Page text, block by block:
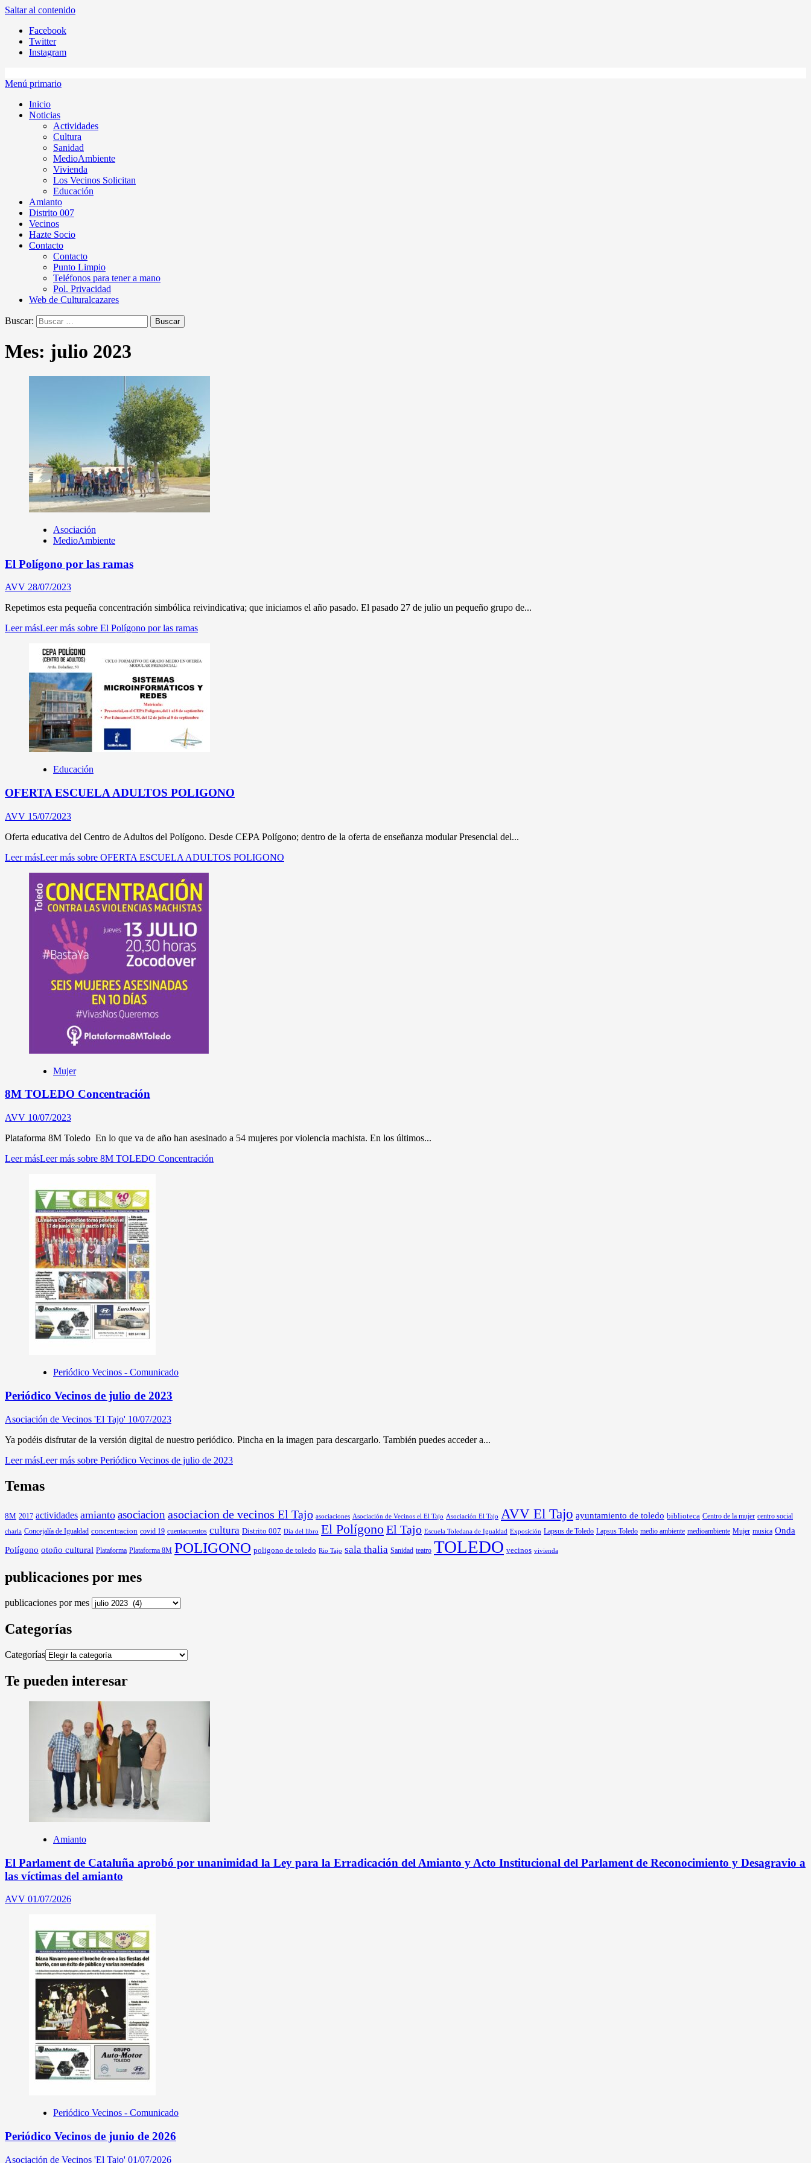
Saltar al contenido
Facebook
Twitter
Instagram
Menú primario
Inicio
Noticias
Actividades
Cultura
Sanidad
MedioAmbiente
Vivienda
Los Vecinos Solicitan
Educación
Amianto
Distrito 007
Vecinos
Hazte Socio
Contacto
Contacto
Punto Limpio
Teléfonos para tener a mano
Pol. Privacidad
Web de Culturalcazares
Buscar:
Mes: julio 2023
Asociación
MedioAmbiente
El Polígono por las ramas
AVV 28/07/2023
Repetimos esta pequeña concentración simbólica reivindicativa; que iniciamos el año pasado. El pasado 27 de julio un pequeño grupo de...
Leer másLeer más sobre El Polígono por las ramas
Educación
OFERTA ESCUELA ADULTOS POLIGONO
AVV 15/07/2023
Oferta educativa del Centro de Adultos del Polígono. Desde CEPA Polígono; dentro de la oferta de enseñanza modular Presencial del...
Leer másLeer más sobre OFERTA ESCUELA ADULTOS POLIGONO
Mujer
8M TOLEDO Concentración
AVV 10/07/2023
Plataforma 8M Toledo En lo que va de año han asesinado a 54 mujeres por violencia machista. En los últimos...
Leer másLeer más sobre 8M TOLEDO Concentración
Periódico Vecinos - Comunicado
Periódico Vecinos de julio de 2023
Asociación de Vecinos 'El Tajo' 10/07/2023
Ya podéis disfrutar de la versión digital de nuestro periódico. Pincha en la imagen para descargarlo. También puedes acceder a...
Leer másLeer más sobre Periódico Vecinos de julio de 2023
Temas
8M 2017 actividades amianto asociacion asociacion de vecinos El Tajo asociaciones Asociación de Vecinos el El Tajo Asociación El Tajo AVV El Tajo ayuntamiento de toledo biblioteca Centro de la mujer centro social
charla Concejalía de Igualdad concentracion covid 19 cuentacuentos cultura Distrito 007 Día del libro El PolígonoEl Tajo Escuela Toledana de Igualdad Exposición Lapsus de Toledo Lapsus Toledo medio ambiente medioambiente Mujer musica Onda
Polígono otoño cultural Plataforma Plataforma 8M POLIGONO poligono de toledo Rio Tajo sala thalia Sanidad teatro TOLEDO vecinos vivienda
publicaciones por mes
publicaciones por mes
Categorías
Categorías
Te pueden interesar
Amianto
El Parlament de Cataluña aprobó por unanimidad la Ley para la Erradicación del Amianto y Acto Institucional del Parlament de Reconocimiento y Desagravio a
las víctimas del amianto
AVV 01/07/2026
Periódico Vecinos - Comunicado
Periódico Vecinos de junio de 2026
Asociación de Vecinos 'El Tajo' 01/07/2026